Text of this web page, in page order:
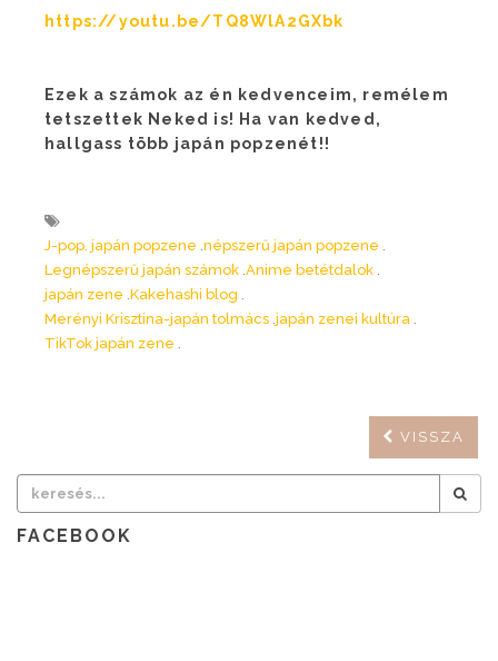
https://youtu.be/TQ8WlA2GXbk
Ezek a számok az én kedvenceim, remélem
tetszettek Neked is! Ha van kedved,
hallgass több japán popzenét!!
J-pop. japán popzene népszerű japán popzene
Legnépszerű japán számok Anime betétdalok
japán zene Kakehashi blog
Merényi Krisztina-japán tolmács japán zenei kultúra
TikTok japán zene
VISSZA
FACEBOOK